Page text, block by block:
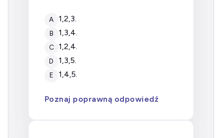
A 1,2,3.
B 1,3,4.
C 1,2,4.
D 1,3,5.
E 1,4,5.
Poznaj poprawną odpowiedź